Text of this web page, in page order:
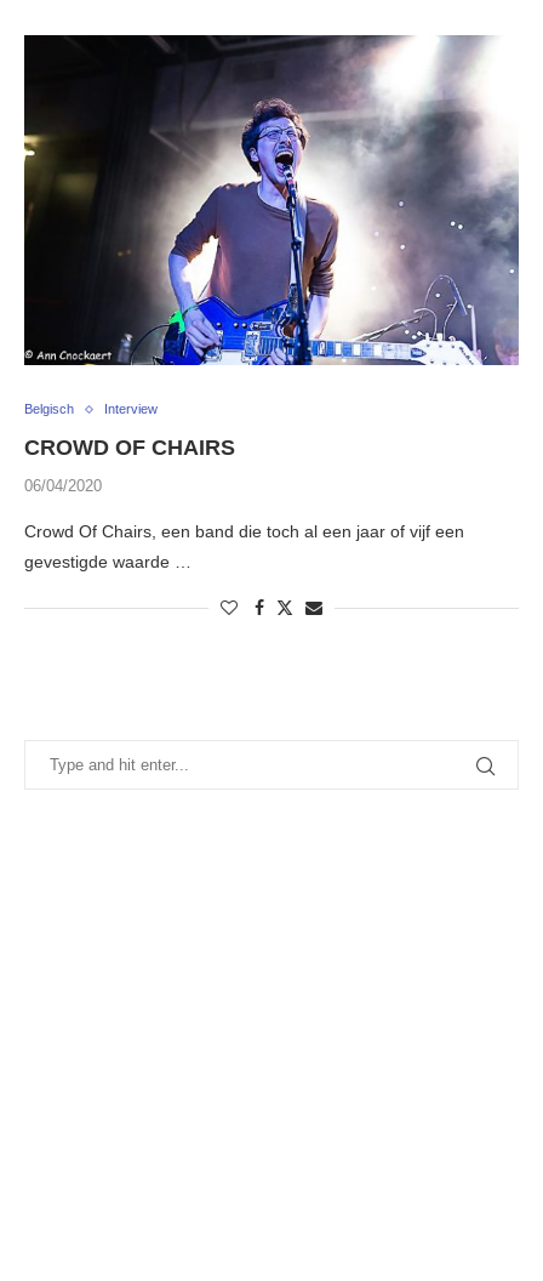
Belgisch Interview
CROWD OF CHAIRS
06/04/2020
Crowd Of Chairs, een band die toch al een jaar of vijf een
gevestigde waarde …